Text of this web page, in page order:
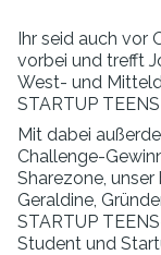
Ihr seid auch vor
vorbei und trefft
West- und
STARTUP
Mit dabei
Challenge-
Sharezone,
Geraldine,
STARTUP
Student und